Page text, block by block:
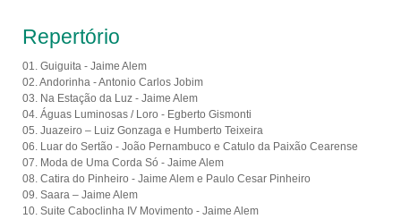
Repertório
01. Guiguita - Jaime Alem
02. Andorinha - Antonio Carlos Jobim
03. Na Estação da Luz - Jaime Alem
04. Águas Luminosas / Loro - Egberto Gismonti
05. Juazeiro – Luiz Gonzaga e Humberto Teixeira
06. Luar do Sertão - João Pernambuco e Catulo da Paixão Cearense
07. Moda de Uma Corda Só - Jaime Alem
08. Catira do Pinheiro - Jaime Alem e Paulo Cesar Pinheiro
09. Saara – Jaime Alem
10. Suite Caboclinha IV Movimento - Jaime Alem